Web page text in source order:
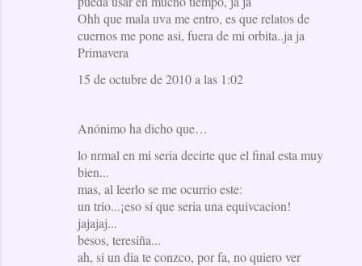
Ohh que mala uva me entro, es que relatos de
cuernos me pone asi, fuera de mi orbita..ja ja
Primavera
15 de octubre de 2010 a las 1:02
Anónimo ha dicho que…
lo nrmal en mi seria decirte que el final esta muy
bien...
mas, al leerlo se me ocurrio este:
un trio...¡eso sí que seria una equivcacion!
jajajaj...
besos, teresiña...
ah, si un dia te conzco, por fa, no quiero ver